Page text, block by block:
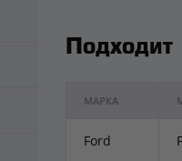
Подходит
МАРКА
Ford